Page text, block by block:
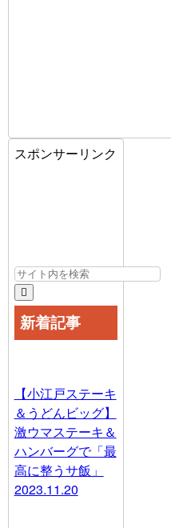
スポンサーリンク
新着記事
【小江戸ステーキ
＆うどんビッグ】
激ウマステーキ＆
ハンバーグで「最
高に整うサ飯」
2023.11.20